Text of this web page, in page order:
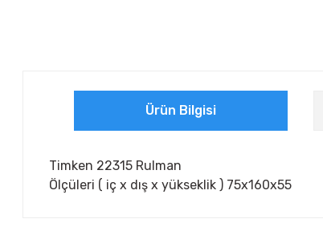
Ürün Bilgisi
Timken 22315 Rulman
Ölçüleri ( iç x dış x yükseklik ) 75x160x55